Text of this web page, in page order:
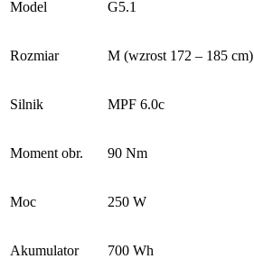
Model G5.1
Rozmiar M (wzrost 172 – 185 cm)
Silnik MPF 6.0c
Moment obr. 90 Nm
Moc 250 W
Akumulator 700 Wh